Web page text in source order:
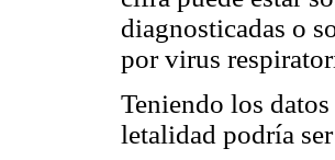
diagnosticadas o
por virus
Teniendo los
letalidad podría